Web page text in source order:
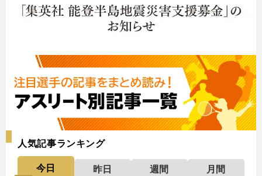
人気記事ランキング
今日 昨日 週間
月間